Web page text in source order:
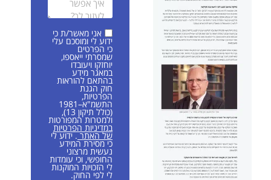
אני מאשר/ת כי
ידוע לי ומוסכם עלי
כי הפרטים
שמסרתי ייאספו,
יוחזקו ויעובדו
במאגר מידע
בהתאם להוראות
חוק הגנת
הפרטיות,
התשמ"א–1981
(כולל תיקון 13),
ולמטרות המפורטות
במדיניות הפרטיות
של האתר. ידוע לי
כי מסירת המידע
נעשית מרצוני
החופשי, וכי עומדות
לי הזכויות המוקנות
לי לפי החוק.